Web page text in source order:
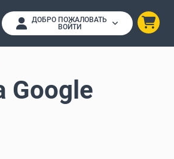
ДОБРО ПОЖАЛОВАТЬ
ВОЙТИ
Google